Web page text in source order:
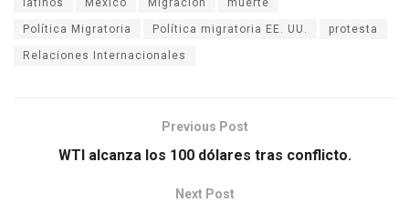
latinos México Migración muerte
Política Migratoria Política migratoria EE. UU. protesta
Relaciones Internacionales
Previous Post
WTI alcanza los 100 dólares tras conflicto.
Next Post